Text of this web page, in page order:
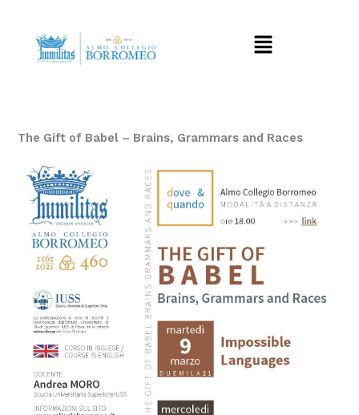
contenuto
Menu
The Gift of Babel – Brains, Grammars and Races